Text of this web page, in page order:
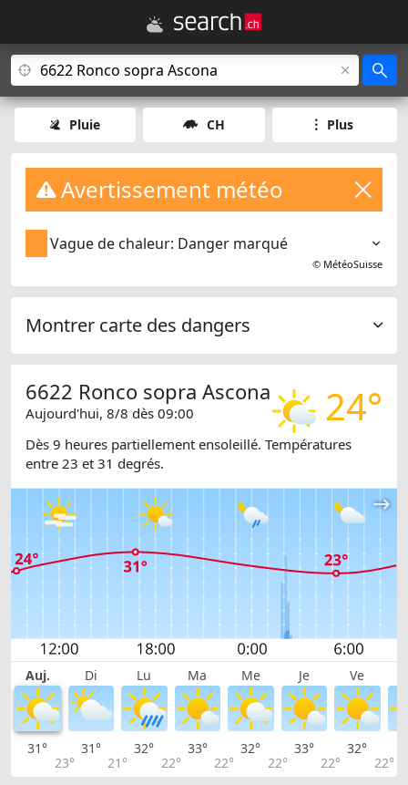
Pluie CH Plus
Avertissement météo
Vague de chaleur: Danger marqué
© MétéoSuisse
Montrer carte des dangers
24°
6622 Ronco sopra Ascona
Aujourd'hui, 8/8 dès 09:00
Dès 9 heures partiellement ensoleillé. Températures
entre 23 et 31 degrés.
Auj. Di Lu Ma Me Je Ve
31°
23°
31°
21°
32°
22°
33°
22°
32°
22°
33°
22°
32°
22°